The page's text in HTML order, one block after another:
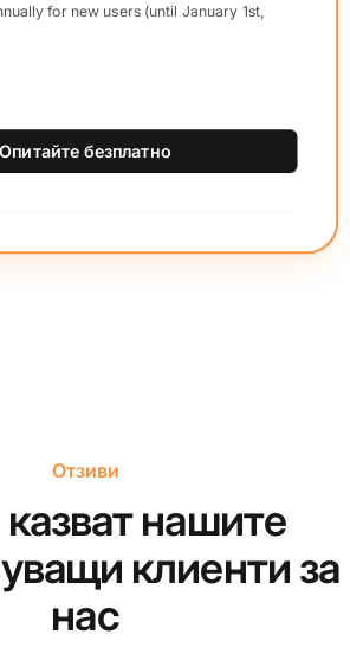
for new users (until January 1st,
Опитайте безплатно
Отзиви
нашите
клиенти за
нас